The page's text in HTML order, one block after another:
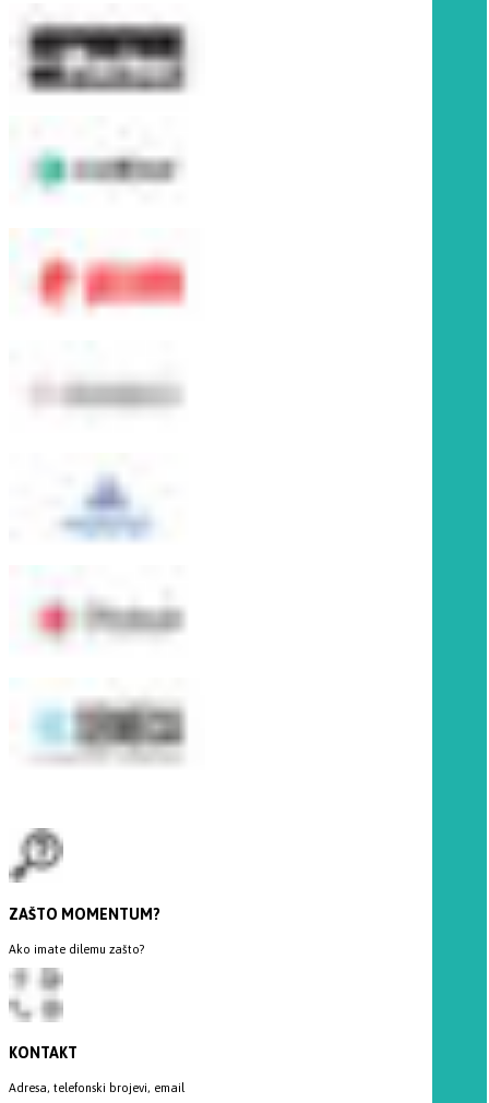
ZAŠTO MOMENTUM?
Ako imate dilemu zašto?
KONTAKT
Adresa, telefonski brojevi, email